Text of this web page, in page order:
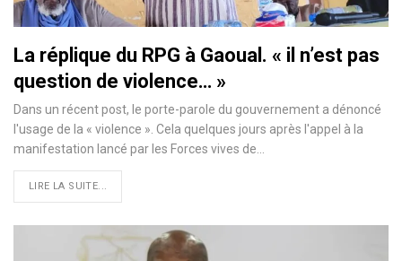
La réplique du RPG à Gaoual. « il n’est pas
question de violence… »
Dans un récent post, le porte-parole du gouvernement a dénoncé
l'usage de la « violence ». Cela quelques jours après l'appel à la
manifestation lancé par les Forces vives de…
LIRE LA SUITE...